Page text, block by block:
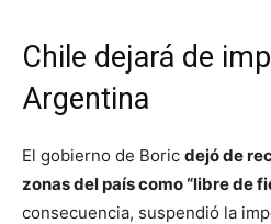
Chile dejará de
Argentina
El gobierno de Boric dejó de
zonas del país como “libre de
consecuencia, suspendió la